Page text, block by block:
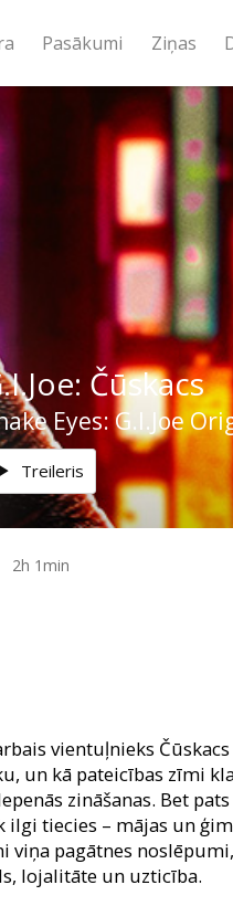
Pasākumi Ziņas
Čūskacs
Eyes: G.I.Joe
Treileris
2h 1min
vientuļnieks
un kā pateicības zīmi
zināšanas. Bet
ilgi tiecies – mājas un
viņa pagātnes
lojalitāte un uzticība.